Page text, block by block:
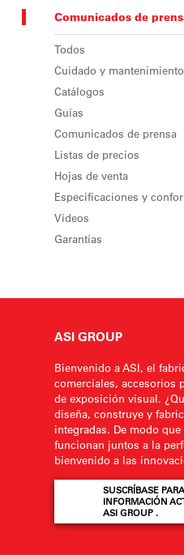
Comunicados de
Todos
Cuidado y mantenimiento
Catálogos
Guías
Comunicados de prensa
Listas de precios
Hojas de venta
Especificaciones y
Vídeos
Garantías
ASI GROUP
Bienvenido a ASI, el
comerciales, accesorios
de exposición visual.
diseña, construye y
integradas. De modo
funcionan juntos a la
bienvenido a las
SUSCRÍBASE
INFORMACIÓN
ASI GROUP .